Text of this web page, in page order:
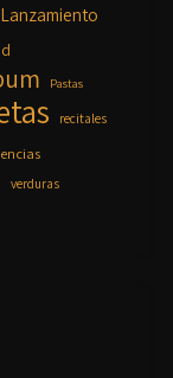
Lanzamiento
Pastas
recitales
verduras